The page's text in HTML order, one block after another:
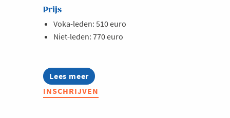
Prijs
Voka-leden: 510 euro
Niet-leden: 770 euro
Lees meer
about
Opleiding:
Vereenvoudig
INSCHRIJVEN